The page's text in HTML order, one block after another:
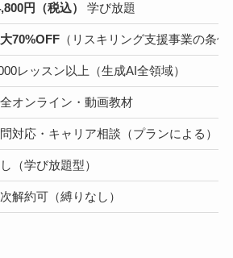
円（税込） 学び放題
70%OFF （リスキリング支援事業の条
レッスン以上（生成AI全領域）
オンライン・動画教材
対応・キャリア相談（プランによる）
（学び放題型）
解約可（縛りなし）